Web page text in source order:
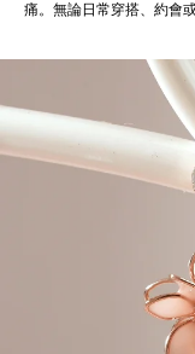
痛。無論日常穿搭、約會